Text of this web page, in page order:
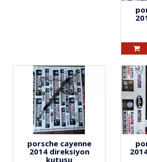
porsche cayenne
2014 direksiyon
kutusu